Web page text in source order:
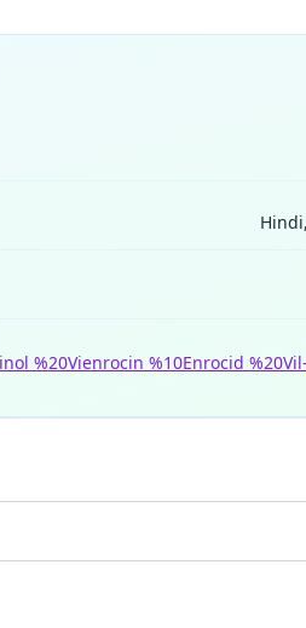
%20Vienrocin %10Enrocid %20